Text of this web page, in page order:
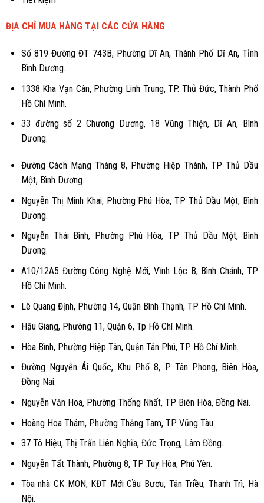
ĐỊA CHỈ MUA HÀNG TẠI CÁC CỬA HÀNG
Số 819 Đường ĐT 743B, Phường Dĩ An, Thành Phố Dĩ An, Tỉnh
Bình Dương.
1338 Kha Vạn Cân, Phường Linh Trung, TP. Thủ Đức, Thành Phố
Hồ Chí Minh.
33 đường số 2 Chương Dương, 18 Vũng Thiện, Dĩ An, Bình
Dương.
Đường Cách Mạng Tháng 8, Phường Hiệp Thành, TP Thủ Dầu
Một, Bình Dương.
Nguyễn Thị Minh Khai, Phường Phú Hòa, TP Thủ Dầu Một, Bình
Dương.
Nguyễn Thái Bình, Phường Phú Hòa, TP Thủ Dầu Một, Bình
Dương.
A10/12A5 Đường Công Nghệ Mới, Vĩnh Lộc B, Bình Chánh, TP
Hồ Chí Minh.
Lê Quang Định, Phường 14, Quận Bình Thạnh, TP Hồ Chí Minh.
Hậu Giang, Phường 11, Quận 6, Tp Hồ Chí Minh.
Hòa Bình, Phường Hiệp Tân, Quận Tân Phú, TP Hồ Chí Minh.
Đường Nguyễn Ái Quốc, Khu Phố 8, P. Tân Phong, Biên Hòa,
Đồng Nai.
Nguyễn Văn Hoa, Phường Thống Nhất, TP Biên Hòa, Đồng Nai.
Hoàng Hoa Thám, Phường Thắng Tam, TP Vũng Tàu.
37 Tô Hiệu, Thị Trấn Liên Nghĩa, Đức Trọng, Lâm Đồng.
Nguyễn Tất Thành, Phường 8, TP Tuy Hòa, Phú Yên.
Tòa nhà CK MON, KĐT Mới Cầu Bươu, Tân Triều, Thanh Trì, Hà
Nội.